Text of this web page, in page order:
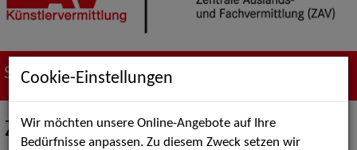
Suche nach Künstler*innen
Zigan-tzigan / co-flamen-co
Cookie-Einstellungen
Wir möchten unsere Online-Angebote auf Ihre
Bedürfnisse anpassen. Zu diesem Zweck setzen wir